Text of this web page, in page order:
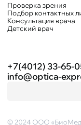
Проверка зрения
Подбор контактных
Консультация врача
Детский врач
+7(4012) 33-65-
info@optica-
© 2024 ООО